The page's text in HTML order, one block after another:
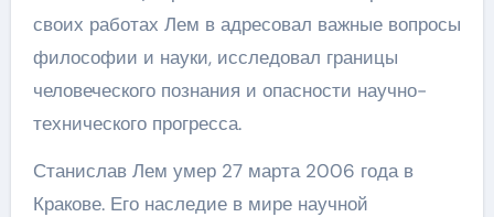
своих работах Лем в адресовал важные вопросы
философии и науки, исследовал границы
человеческого познания и опасности научно-
технического прогресса.
Станислав Лем умер 27 марта 2006 года в
Кракове. Его наследие в мире научной